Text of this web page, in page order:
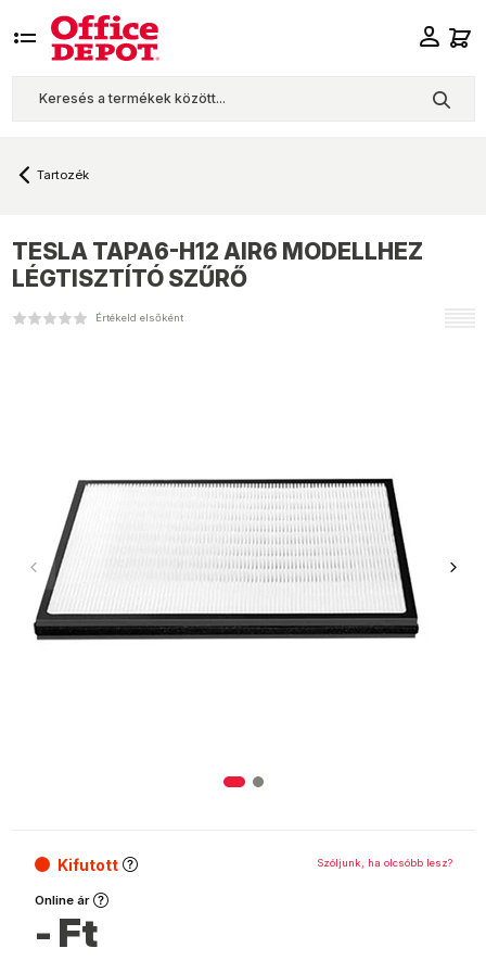
Tartozék
TESLA TAPA6-H12 AIR6 MODELLHEZ
LÉGTISZTÍTÓ SZŰRŐ
Értékeld elsőként
Kifutott Szóljunk, ha olcsóbb lesz?
Online ár
- Ft